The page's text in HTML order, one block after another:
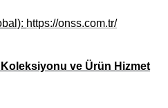
https://onss.com.tr/
ve Ürün Hizmet